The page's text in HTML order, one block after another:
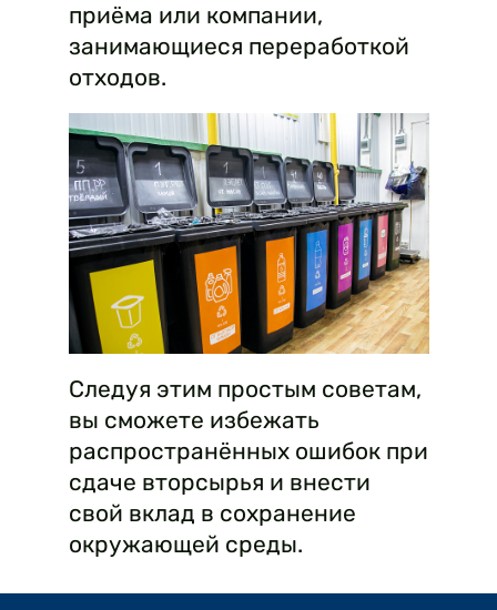
приёма или компании,
занимающиеся переработкой
отходов.
Следуя этим простым советам,
вы сможете избежать
распространённых ошибок при
сдаче вторсырья и внести
свой вклад в сохранение
окружающей среды.